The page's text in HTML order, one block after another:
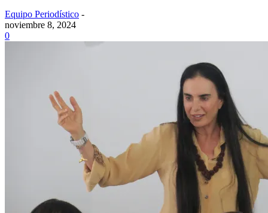
Equipo Periodístico -
noviembre 8, 2024
0